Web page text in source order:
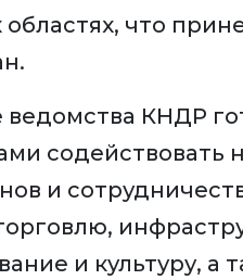
областях, что
ведомства КНДР
содействовать
и
и культуру, а